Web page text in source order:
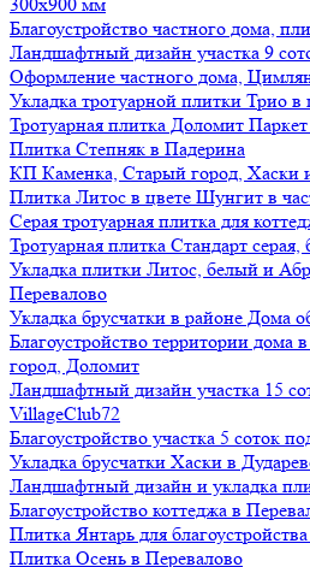
Благоустройство частного дома,
Ландшафтный дизайн участка 9
Оформление частного дома,
Укладка тротуарной плитки Трио в
Тротуарная плитка Доломит
Плитка Степняк в Падерина
КП Каменка, Старый город, Хаски
Плитка Литос в цвете Шунгит в
Серая тротуарная плитка для
Тротуарная плитка Стандарт серая,
Укладка плитки Литос, белый и
Перевалово
Укладка брусчатки в районе Дома
Благоустройство территории
город, Доломит
Ландшафтный дизайн участка 15
VillageClub72
Благоустройство участка 5 соток
Укладка брусчатки Хаски в
Ландшафтный дизайн и укладка
Благоустройство коттеджа в
Плитка Янтарь для
Плитка Осень в Перевалово